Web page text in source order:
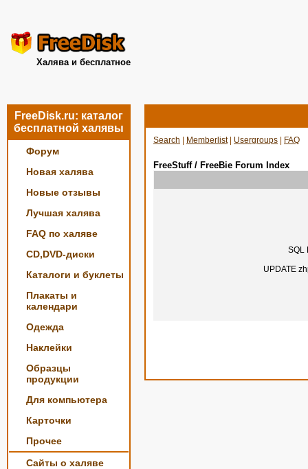
Халява и бесплатное
FreeDisk.ru: каталог
бесплатной халявы
Форум
Новая халява
Новые отзывы
Лучшая халява
FAQ по халяве
CD,DVD-диски
Каталоги и буклеты
Плакаты и
календари
Одежда
Наклейки
Образцы
продукции
Для компьютера
Карточки
Прочее
Сайты о халяве
Search Memberlist| Usergroups FAQ
FreeStuff / FreeBie Forum Index
SQL
UPDATE